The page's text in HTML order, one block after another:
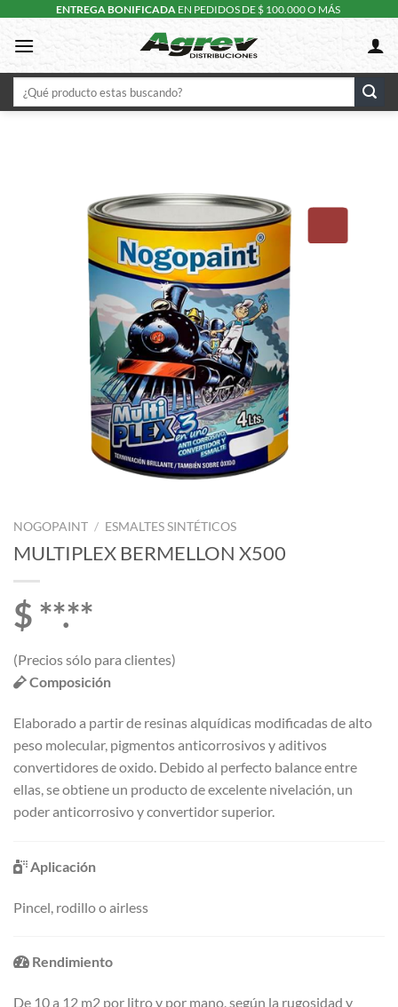
content
ENTREGA BONIFICADA EN PEDIDOS DE $ 100.000 O MÁS
Buscar
por:
NOGOPAINT / ESMALTES SINTÉTICOS
MULTIPLEX BERMELLON X500
$ **.**
(Precios sólo para clientes)
Composición
Elaborado a partir de resinas alquídicas modificadas de alto
peso molecular, pigmentos anticorrosivos y aditivos
convertidores de oxido. Debido al perfecto balance entre
ellas, se obtiene un producto de excelente nivelación, un
poder anticorrosivo y convertidor superior.
Aplicación
Pincel, rodillo o airless
Rendimiento
De 10 a 12 m2 por litro y por mano, según la rugosidad y